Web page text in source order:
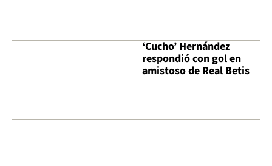
‘Cucho’ Hernández
respondió con gol en
amistoso de Real Betis